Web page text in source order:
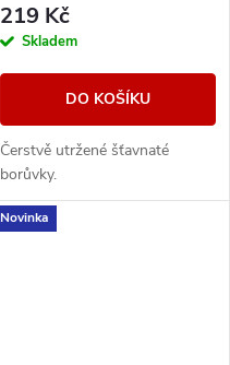
219 Kč
Skladem
DO KOŠÍKU
Čerstvě utržené šťavnaté
borůvky.
Novinka